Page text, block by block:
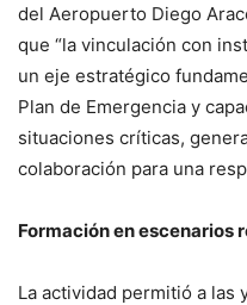
del Aeropuerto Diego
que “la vinculación con
un eje estratégico
Plan de Emergencia y
situaciones críticas,
colaboración para una
Formación en escenarios
La actividad permitió a las